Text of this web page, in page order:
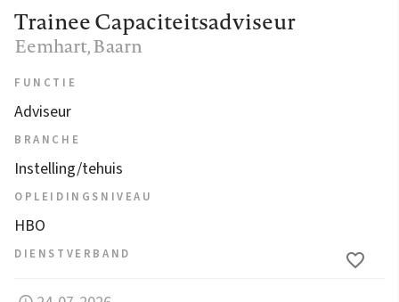
Trainee Capaciteitsadviseur
Eemhart, Baarn
FUNCTIE
Adviseur
BRANCHE
Instelling/tehuis
OPLEIDINGSNIVEAU
HBO
DIENSTVERBAND